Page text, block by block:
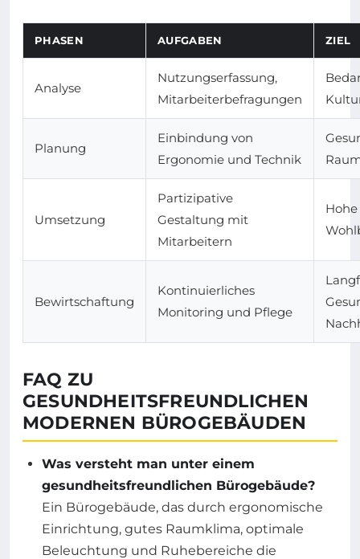
PHASEN AUFGABEN ZIEL
Analyse
Nutzungserfassung,
Mitarbeiterbefragungen
Planung
Einbindung von
Ergonomie und Technik
Umsetzung
Partizipative
Gestaltung mit
Mitarbeitern
Bewirtschaftung
Kontinuierliches
Monitoring und Pflege
FAQ ZU
GESUNDHEITSFREUNDLICHEN
MODERNEN BÜROGEBÄUDEN
Was versteht man unter einem
gesundheitsfreundlichen Bürogebäude?
Ein Bürogebäude, das durch ergonomische
Einrichtung, gutes Raumklima, optimale
Beleuchtung und Ruhebereiche die